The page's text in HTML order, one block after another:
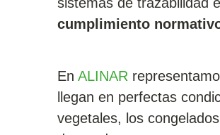
cumplimiento
En ALINAR
llegan en perfectas
vegetales, los